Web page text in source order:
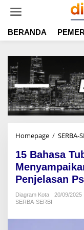
t
BERANDA
Homepage / SERBA-
15 Bahasa
Penjelasan
Diagram Kota
20/09/2025
SERBA-SERBI